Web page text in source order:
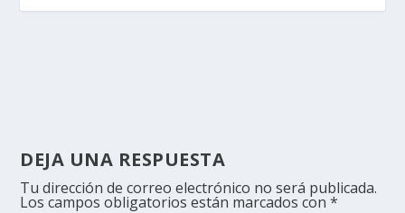
DEJA UNA RESPUESTA
Tu dirección de correo electrónico no será publicada.
Los campos obligatorios están marcados con*